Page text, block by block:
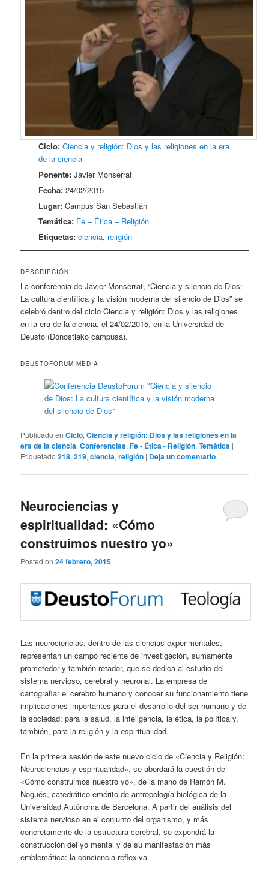
Ciclo: Ciencia y religión: Dios y las religiones en la era
de la ciencia
Ponente: Javier Monserrat
Fecha: 24/02/2015
Lugar: Campus San Sebastián
Temática: Fe – Ética – Religión
Etiquetas: ciencia, religión
DESCRIPCIÓN
La conferencia de Javier Monserrat, “Ciencia y silencio de Dios:
La cultura científica y la visión moderna del silencio de Dios” se
celebró dentro del ciclo Ciencia y religión: Dios y las religiones
en la era de la ciencia, el 24/02/2015, en la Universidad de
Deusto (Donostiako campusa).
DEUSTOFORUM MEDIA
Publicado en Ciclo,Ciencia y religión: Dios y las religiones en la
era de la ciencia,Conferencias,Fe - Ética - Religión,Temática |
Etiquetado 218,219,ciencia,religión | Deja un comentario
Neurociencias y
espiritualidad: «Cómo
construimos nuestro yo»
Posted on24 febrero, 2015
Las neurociencias, dentro de las ciencias experimentales,
representan un campo reciente de investigación, sumamente
prometedor y también retador, que se dedica al estudio del
sistema nervioso, cerebral y neuronal. La empresa de
cartografiar el cerebro humano y conocer su funcionamiento tiene
implicaciones importantes para el desarrollo del ser humano y de
la sociedad: para la salud, la inteligencia, la ética, la política y,
también, para la religión y la espiritualidad.
En la primera sesión de este nuevo ciclo de «Ciencia y Religión:
Neurociencias y espiritualidad», se abordará la cuestión de
«Cómo construimos nuestro yo», de la mano de Ramón M.
Nogués, catedrático emérito de antropología biológica de la
Universidad Autónoma de Barcelona. A partir del análisis del
sistema nervioso en el conjunto del organismo, y más
concretamente de la estructura cerebral, se expondrá la
construcción del yo mental y de su manifestación más
emblemática: la conciencia reflexiva.